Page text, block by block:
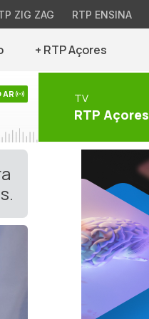
ZIG ZAG RTP ENSINA
+ RTP Açores
AR TV
RTP Açores